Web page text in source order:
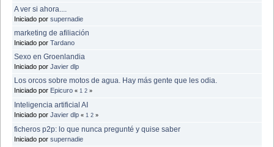
A ver si ahora....
Iniciado por supernadie
marketing de afiliación
Iniciado por Tardano
Sexo en Groenlandia
Iniciado por Javier dlp
Los orcos sobre motos de agua. Hay más gente que les odia.
Iniciado por Epicuro « 1 2 »
Inteligencia artificial AI
Iniciado por Javier dlp « 1 2 »
ficheros p2p: lo que nunca pregunté y quise saber
Iniciado por supernadie